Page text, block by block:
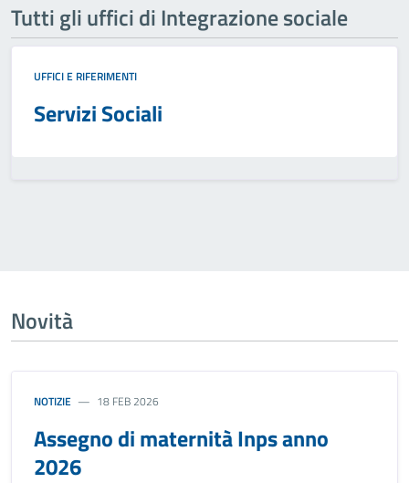
Tutti gli uffici di Integrazione sociale
UFFICI E RIFERIMENTI
Servizi Sociali
Novità
NOTIZIE 18 FEB 2026
Assegno di maternità Inps anno
2026